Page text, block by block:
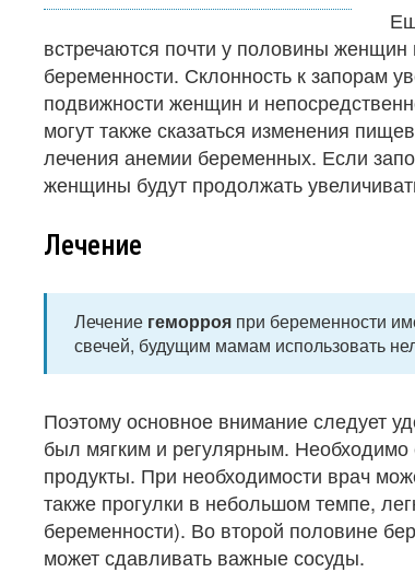
встречаются почти у половины
беременности. Склонность к запорам
подвижности женщин и
могут также сказаться изменения
лечения анемии беременных. Если
женщины будут продолжать
Лечение
Лечение геморроя при беременности
свечей, будущим мамам использовать
Поэтому основное внимание следует
был мягким и регулярным.
продукты. При необходимости врач
также прогулки в небольшом темпе,
беременности). Во второй половине
может сдавливать важные сосуды.